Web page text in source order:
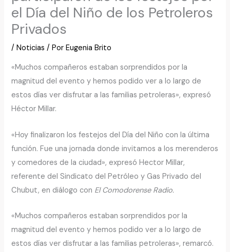
el Día del Niño de los Petroleros
Privados
/Noticias / PorEugenia Brito
«Muchos compañeros estaban sorprendidos por la
magnitud del evento y hemos podido ver a lo largo de
estos días ver disfrutar a las familias petroleras», expresó
Héctor Millar.
«Hoy finalizaron los festejos del Día del Niño con la última
función. Fue una jornada donde invitamos a los merenderos
y comedores de la ciudad», expresó Hector Millar,
referente del Sindicato del Petróleo y Gas Privado del
Chubut, en diálogo con El Comodorense Radio.
«Muchos compañeros estaban sorprendidos por la
magnitud del evento y hemos podido ver a lo largo de
estos días ver disfrutar a las familias petroleras», remarcó.